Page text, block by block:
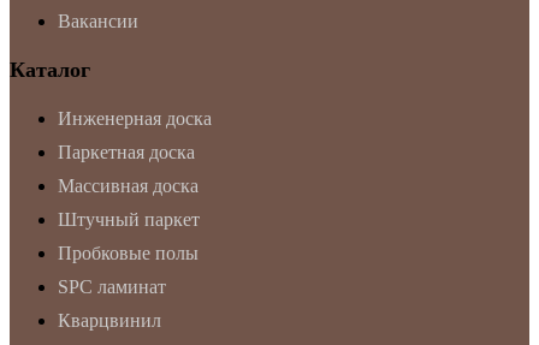
Вакансии
Каталог
Инженерная доска
Паркетная доска
Массивная доска
Штучный паркет
Пробковые полы
SPC ламинат
Кварцвинил